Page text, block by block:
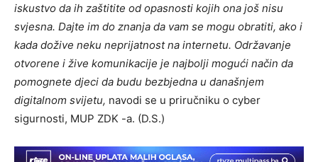
iskustvo da ih zaštitite od opasnosti kojih ona još nisu
svjesna. Dajte im do znanja da vam se mogu obratiti, ako i
kada dožive neku neprijatnost na internetu. Održavanje
otvorene i žive komunikacije je najbolji mogući način da
pomognete djeci da budu bezbjedna u današnjem
digitalnom svijetu, navodi se u priručniku o cyber
sigurnosti, MUP ZDK -a. (D.S.)